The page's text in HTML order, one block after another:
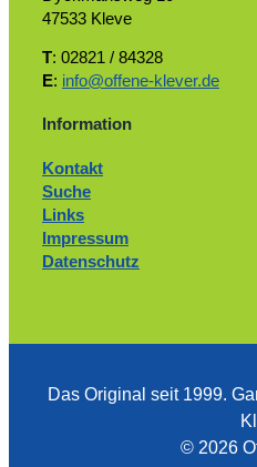
47533 Kleve
T: 02821 / 84328
E: info@offene-klever.de
Information
Kontakt
Suche
Links
Impressum
Datenschutz
Das Original seit 1999.
© 2026